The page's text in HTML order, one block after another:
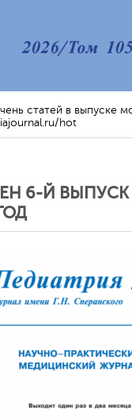
статей в выпуске
hot
6-Й